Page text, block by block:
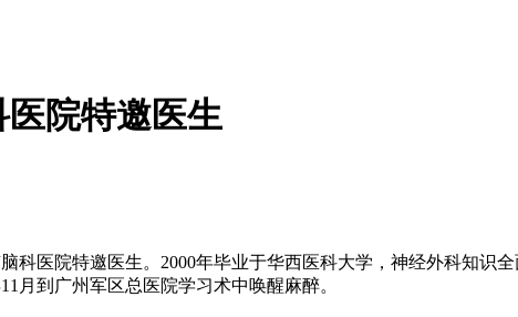
院特邀医生
科医院特邀医生。2000年毕业于华西医科大学，神经外科知识
月到广州军区总医院学习术中唤醒麻醉。